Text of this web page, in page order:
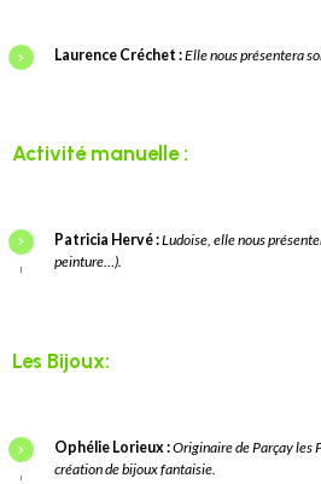
Laurence Créchet :Elle nous présentera
Activité manuelle :
Patricia Hervé :Ludoise, elle nous
peinture…).
Les Bijoux:
Ophélie Lorieux :Originaire de Parçay les
création de bijoux fantaisie.